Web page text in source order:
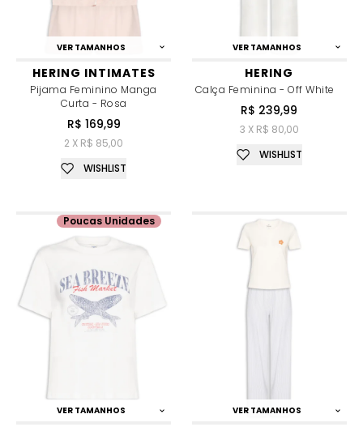
VER TAMANHOS
HERING INTIMATES
Pijama Feminino Manga
Curta - Rosa
R$ 169,99
2 X R$ 85,00
WISHLIST
VER TAMANHOS
HERING
Calça Feminina - Off White
R$ 239,99
3 X R$ 80,00
WISHLIST
VER TAMANHOS
Poucas Unidades
VER TAMANHOS